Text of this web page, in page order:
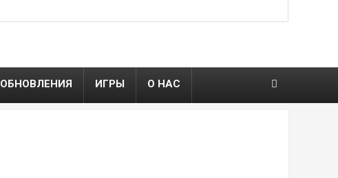
ОБНОВЛЕНИЯ ИГРЫ О НАС